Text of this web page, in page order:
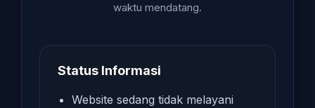
waktu mendatang.
Status Informasi
Website sedang tidak melayani